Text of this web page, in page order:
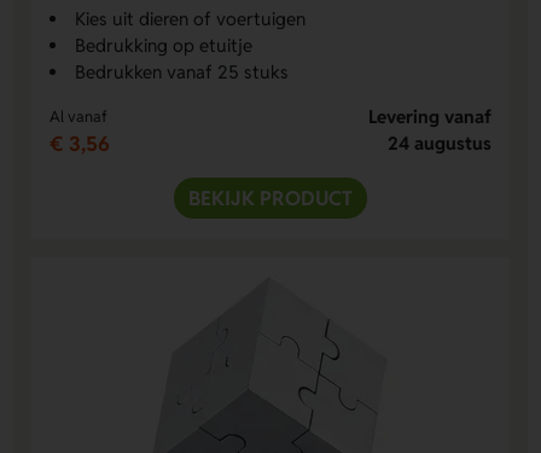
Kies uit dieren of voertuigen
Bedrukking op etuitje
Bedrukken vanaf 25 stuks
Al vanaf
€ 3,56
Levering vanaf
24 augustus
BEKIJK PRODUCT